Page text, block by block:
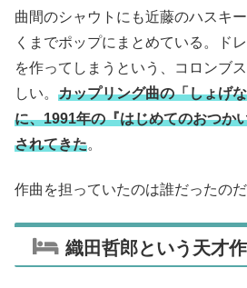
曲間のシャウトにも近藤のハスキ
くまでポップにまとめている。ド
を作ってしまうという、コロンブ
しい。 カップリング曲の「しょげ
に、1991年の『はじめてのおつか
されてきた。
作曲を担っていたのは誰だったのだ
織田哲郎という天才